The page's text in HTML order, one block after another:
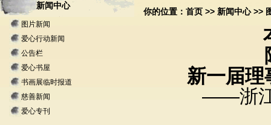
新闻中心
图片新闻
爱心行动新闻
公告栏
爱心书屋
书画展临时报道
慈善新闻
爱心专刊
你的位置： 首页 >> 新闻中心>>
新一届理
——浙江